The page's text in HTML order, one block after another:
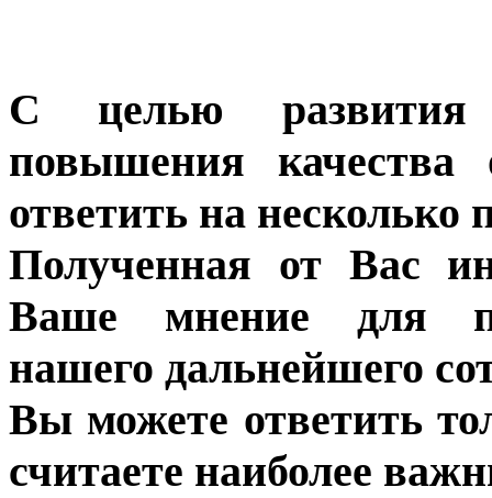
С целью развития
повышения качества
ответить на несколько
Полученная от Вас
Ваше мнение для
нашего дальнейшего
Вы можете ответить
считаете наиболее